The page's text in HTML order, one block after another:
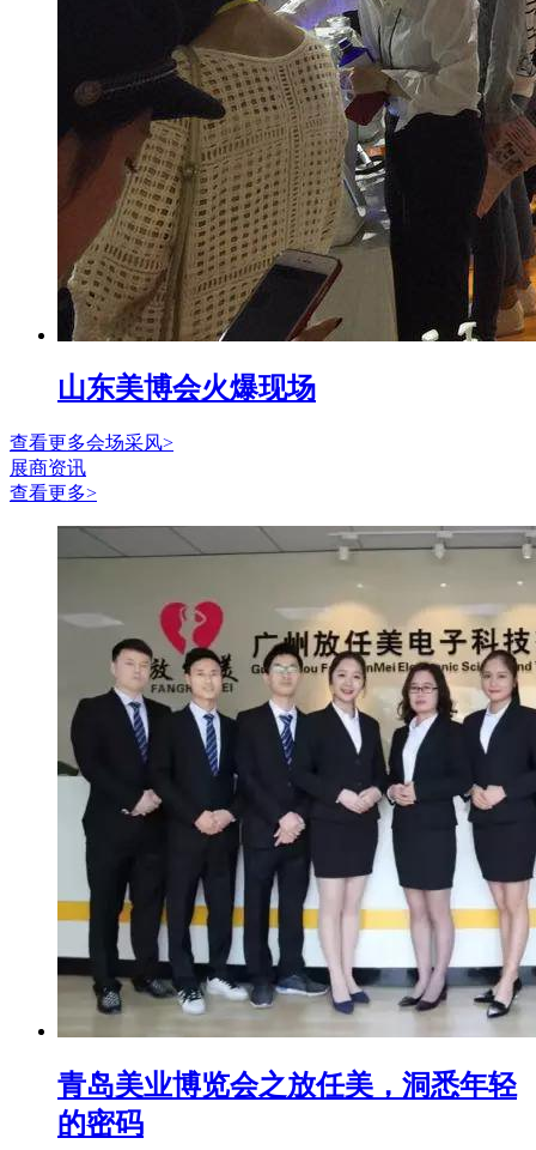
山东美博会火爆现场
查看更多会场采风>
展商资讯
查看更多>
青岛美业博览会之放任美，洞悉年轻
的密码